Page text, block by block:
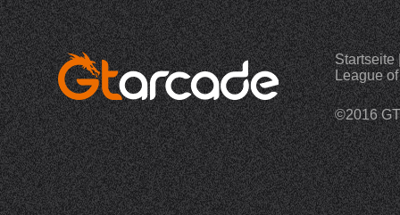
Startseite
League
©2016